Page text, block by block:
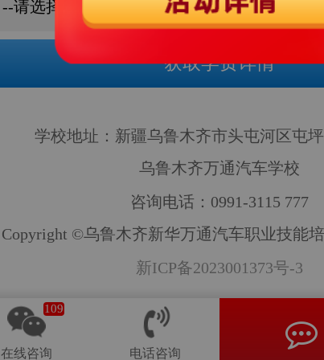
学校地址：新疆乌鲁木齐市头屯河区屯
乌鲁木齐万通汽车学校
咨询电话：0991-3115 777
Copyright ©乌鲁木齐新华万通汽车职业技能
新ICP备2023001373号-3
109
在线咨询 电话咨询